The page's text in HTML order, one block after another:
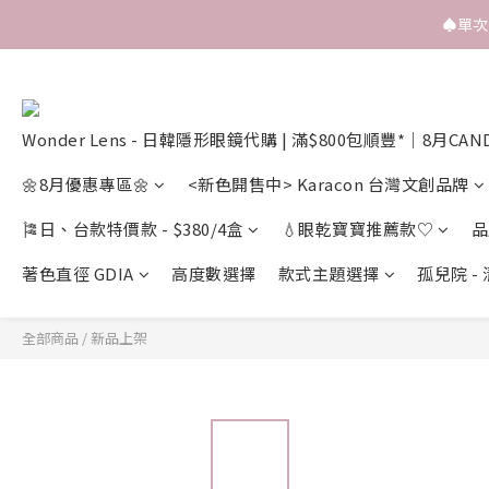
♠️單次
Wonder Lens - 日韓隱形眼鏡代購 | 滿$800包順豐*｜8月
🌼8月優惠專區🌼
<新色開售中> Karacon 台灣文創品牌
🎏日、台款特價款 - $380/4盒
💧眼乾寶寶推薦款♡
著色直徑 GDIA
高度數選擇 款式主題選擇 孤兒院 -
全部商品 /新品上架